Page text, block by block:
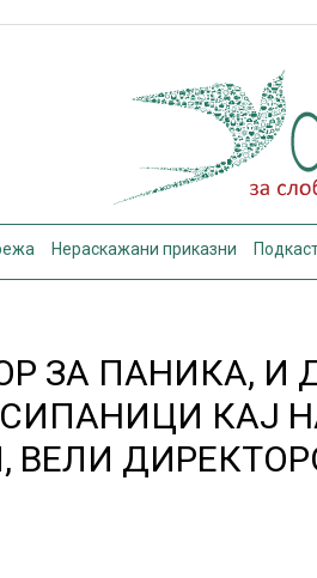
Нераскажани приказни
ЗА ПАНИКА, И
КАЈ
ВЕЛИ